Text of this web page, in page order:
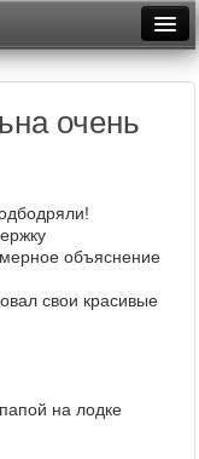
очень
объяснение
свои красивые
на лодке